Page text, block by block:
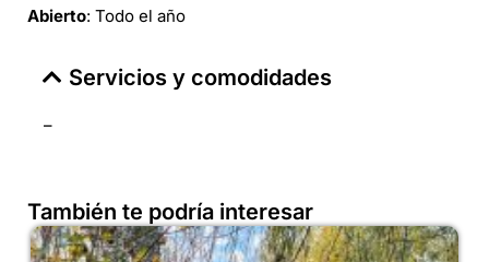
Abierto: Todo el año
Servicios y comodidades
–
También te podría interesar